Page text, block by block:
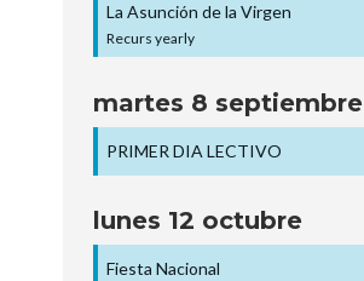
La Asunción de la Virgen
Recurs yearly
martes 8 septiembre
PRIMER DIA LECTIVO
lunes 12 octubre
Fiesta Nacional